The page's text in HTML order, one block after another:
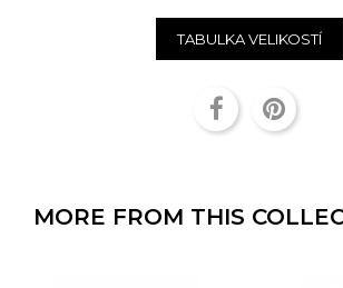
TABULKA VELIKOSTÍ
Sdílet
MORE FROM THIS